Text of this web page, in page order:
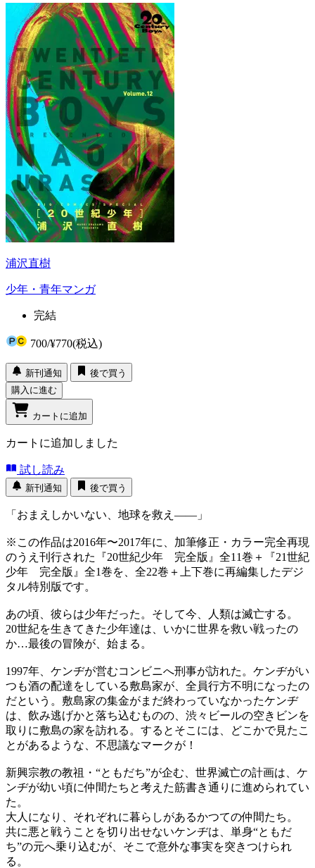
浦沢直樹
少年・青年マンガ
完結
700/¥770(税込)
新刊通知
後で買う
購入に進む
カートに追加
カートに追加しました
試し読み
新刊通知 後で買う
「おまえしかいない、地球を救え――」
※この作品は2016年〜2017年に、加筆修正・カラー完全再現
のうえ刊行された『20世紀少年 完全版』全11巻＋『21世紀
少年 完全版』全1巻を、全22巻＋上下巻に再編集したデジ
タル特別版です。
あの頃、彼らは少年だった。そして今、人類は滅亡する。
20世紀を生きてきた少年達は、いかに世界を救い戦ったの
か…最後の冒険が、始まる。
1997年、ケンヂが営むコンビニへ刑事が訪れた。ケンヂがい
つも酒の配達をしている敷島家が、全員行方不明になったの
だという。敷島家の集金がまだ終わっていなかったケンヂ
は、飲み逃げかと落ち込むものの、渋々ビールの空きビンを
取りに敷島の家を訪れる。するとそこには、どこかで見たこ
とがあるような、不思議なマークが！
新興宗教の教祖・“ともだち”が企む、世界滅亡の計画は、ケ
ンヂが幼い頃に仲間たちと考えた筋書き通りに進められてい
た。
大人になり、それぞれに暮らしがあるかつての仲間たち。
共に悪と戦うことを切り出せないケンヂは、単身“ともだ
ち”の元へ乗り込むが、そこで意外な事実を突きつけられ
る。